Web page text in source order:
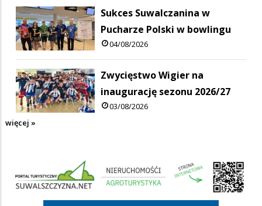
Sukces Suwalczanina w
Pucharze Polski w bowlingu
04/08/2026
Zwycięstwo Wigier na
inaugurację sezonu 2026/27
03/08/2026
więcej »